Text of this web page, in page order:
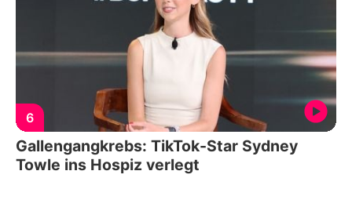
6
Gallengangkrebs: TikTok-Star Sydney
Towle ins Hospiz verlegt